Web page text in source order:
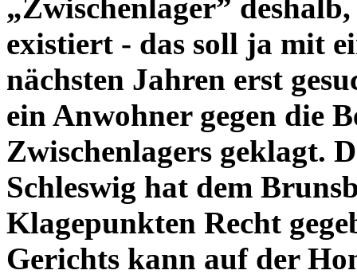
„Zwischenlager”
existiert - das soll ja mit
nächsten Jahren erst
ein Anwohner gegen die
Zwischenlagers geklagt.
Schleswig hat dem
Klagepunkten Recht
Gerichts kann auf der